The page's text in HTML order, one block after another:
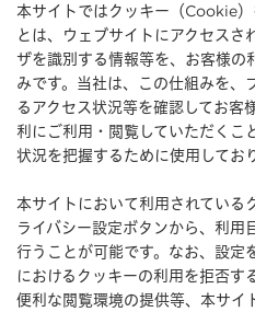
本サイトではクッキー（Cookie
とは、ウェブサイトにアクセスさ
ザを識別する情報等を、お客様の
みです。当社は、この仕組みを、
るアクセス状況等を確認してお客
利にご利用・閲覧していただくこ
状況を把握するために使用してお
本サイトにおいて利用されている
ライバシー設定ボタンから、利用
行うことが可能です。なお、設定
におけるクッキーの利用を拒否す
便利な閲覧環境の提供等、本サイ